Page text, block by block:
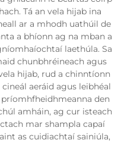
Tá an vela hijab ina
ar a mhodh uathúil de
a bhíonn ag na mban a
laethúla. Sa
chunbhréineach agus
hijab, rud a chinntíonn
aeráid agus leibhéal
den
amháin, ag cur isteach
mar shampla capaí
as cuidiachtaí sainiúla,